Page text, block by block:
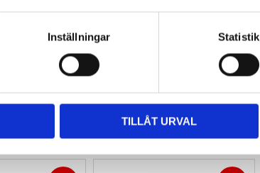
Inställningar Statistik
TILLÅT URVAL
prestanda och tillförlitlighet
2 050
3 313
Info